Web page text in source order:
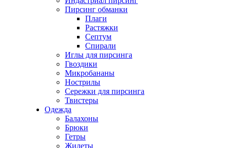
Пирсинг обманки
Плаги
Растяжки
Септум
Спирали
Иглы для пирсинга
Гвоздики
Микробананы
Нострилы
Сережки для пирсинга
Твистеры
Одежда
Балахоны
Брюки
Гетры
Жилеты